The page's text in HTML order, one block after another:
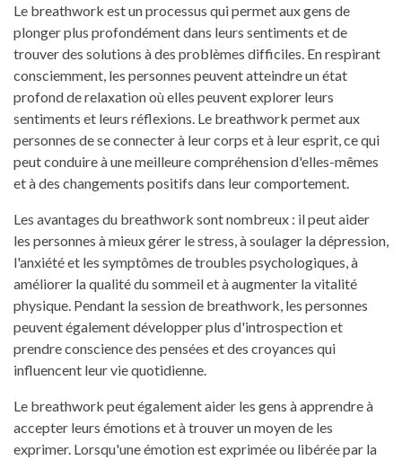
Le breathwork est un processus qui permet aux gens de
plonger plus profondément dans leurs sentiments et de
trouver des solutions à des problèmes difficiles. En respirant
consciemment, les personnes peuvent atteindre un état
profond de relaxation où elles peuvent explorer leurs
sentiments et leurs réflexions. Le breathwork permet aux
personnes de se connecter à leur corps et à leur esprit, ce qui
peut conduire à une meilleure compréhension d'elles-mêmes
et à des changements positifs dans leur comportement.
Les avantages du breathwork sont nombreux : il peut aider
les personnes à mieux gérer le stress, à soulager la dépression,
l'anxiété et les symptômes de troubles psychologiques, à
améliorer la qualité du sommeil et à augmenter la vitalité
physique. Pendant la session de breathwork, les personnes
peuvent également développer plus d'introspection et
prendre conscience des pensées et des croyances qui
influencent leur vie quotidienne.
Le breathwork peut également aider les gens à apprendre à
accepter leurs émotions et à trouver un moyen de les
exprimer. Lorsqu'une émotion est exprimée ou libérée par la